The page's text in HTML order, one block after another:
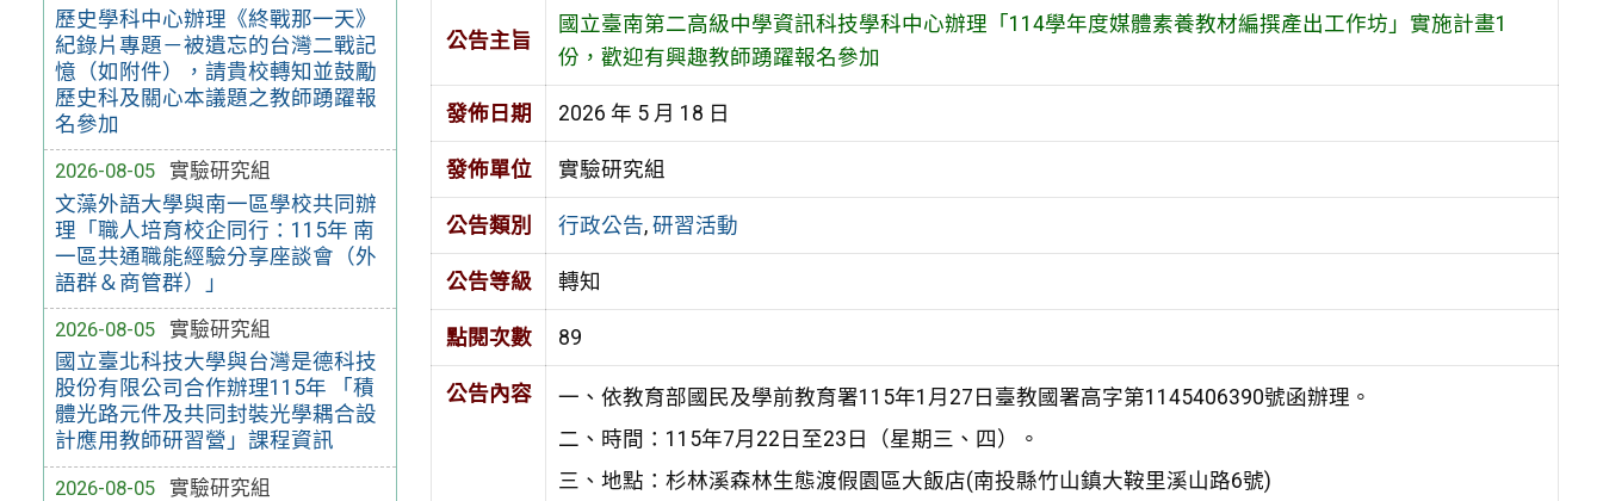
歷史學科中心辦理《終戰那一天》
紀錄片專題－被遺忘的台灣二戰記
憶（如附件），請貴校轉知並鼓勵
歷史科及關心本議題之教師踴躍報
名參加
2026-08-05
實驗研究組
文藻外語大學與南一區學校共同辦
理「職人培育校企同行：115年 南
一區共通職能經驗分享座談會（外
語群＆商管群）」
2026-08-05
實驗研究組
國立臺北科技大學與台灣是德科技
股份有限公司合作辦理115年 「積
體光路元件及共同封裝光學耦合設
計應用教師研習營」課程資訊
2026-08-05
實驗研究組
公告主旨
國立臺南第二高級中學資訊科技學科中心辦理「114學年度媒體素養教材編撰產出工作坊」實施計畫1
份，歡迎有興趣教師踴躍報名參加
發佈日期 2026 年 5 月 18 日
發佈單位 實驗研究組
公告類別 行政公告, 研習活動
公告等級 轉知
點閱次數 89
公告內容
一、依教育部國民及學前教育署115年1月27日臺教國署高字第1145406390號函辦理。
二、時間：115年7月22日至23日（星期三、四）。
三、地點：杉林溪森林生態渡假園區大飯店(南投縣竹山鎮大鞍里溪山路6號)